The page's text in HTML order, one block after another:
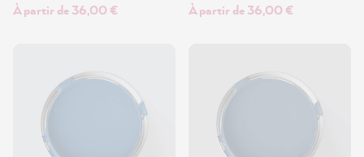
À partir de 36,00 € À partir de 36,00 €